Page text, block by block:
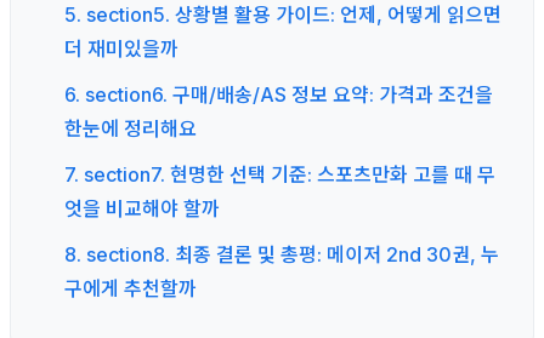
5. section5. 상황별 활용 가이드: 언제, 어떻게 읽으면
더 재미있을까
6. section6. 구매/배송/AS 정보 요약: 가격과 조건을
한눈에 정리해요
7. section7. 현명한 선택 기준: 스포츠만화 고를 때 무
엇을 비교해야 할까
8. section8. 최종 결론 및 총평: 메이저 2nd 30권, 누
구에게 추천할까